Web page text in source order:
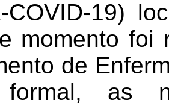
COVID-19)
momento foi
de
as